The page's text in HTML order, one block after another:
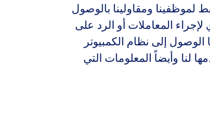
لموظفينا ومقاولينا بالوصول
المعاملات أو الرد على
إلى نظام الكمبيوتر
لنا وأيضاً المعلومات التي